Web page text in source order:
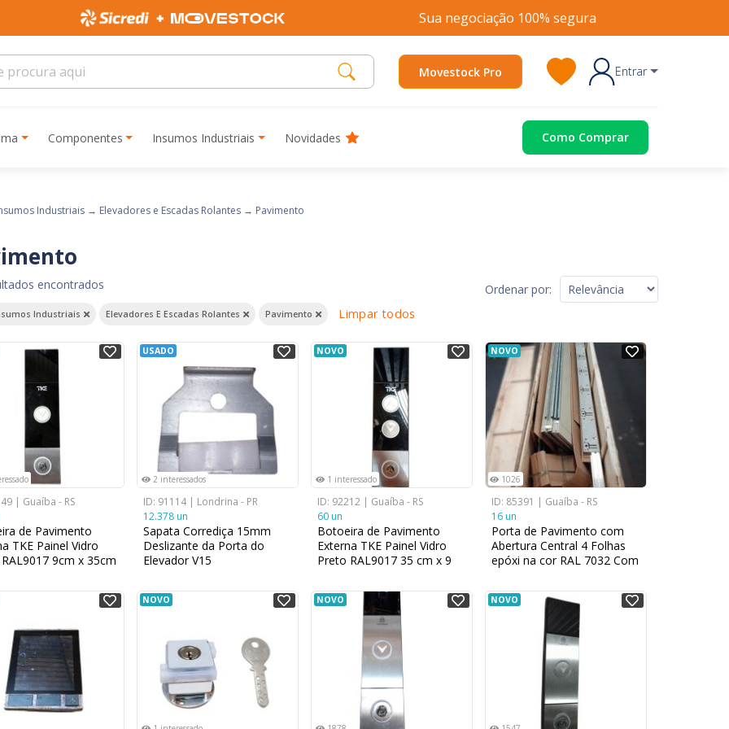
Sua negociação 100% segura
Movestock Pro Entrar
Componentes Insumos Industriais Novidades Como Comprar
Industriais → Elevadores e Escadas Rolantes → Pavimento
encontrados Ordenar por:
Industriais Elevadores E Escadas Rolantes Pavimento Limpar todos
| Guaíba - RS
de Pavimento
TKE Painel Vidro
9cm x 35cm
USADO
2 interessados
ID: 91114 | Londrina - PR
12.378 un
Sapata Corrediça 15mm
Deslizante da Porta do
Elevador V15
NOVO
1 interessado
ID: 92212 | Guaíba - RS
60 un
Botoeira de Pavimento
Externa TKE Painel Vidro
Preto RAL9017 35 cm x 9
NOVO
1026
ID: 85391 | Guaíba - RS
16 un
Porta de Pavimento com
Abertura Central 4 Folhas
epóxi na cor RAL 7032 Com
NOVO NOVO NOVO